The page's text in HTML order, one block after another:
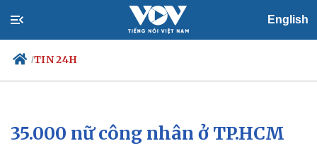
English
/TIN 24H
Chính trị
Xã hội
35.000 nữ công nhân ở TP.HCM